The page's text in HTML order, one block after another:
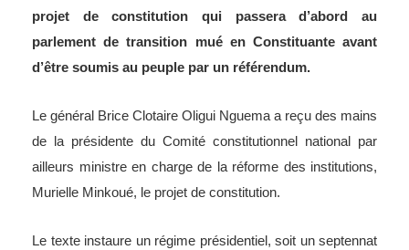
projet de constitution qui passera d’abord au
parlement de transition mué en Constituante avant
d’être soumis au peuple par un référendum.
Le général Brice Clotaire Oligui Nguema a reçu des mains
de la présidente du Comité constitutionnel national par
ailleurs ministre en charge de la réforme des institutions,
Murielle Minkoué, le projet de constitution.
Le texte instaure un régime présidentiel, soit un septennat